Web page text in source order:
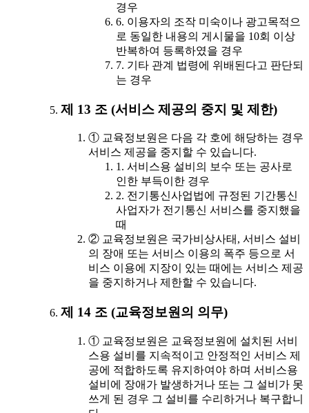
경우
6. 이용자의 조작 미숙이나 광고목적으
로 동일한 내용의 게시물을 10회 이상
반복하여 등록하였을 경우
7. 기타 관계 법령에 위배된다고 판단되
는 경우
제 13 조 (서비스 제공의 중지 및 제한)
① 교육정보원은 다음 각 호에 해당하는 경우
서비스 제공을 중지할 수 있습니다.
1. 서비스용 설비의 보수 또는 공사로
인한 부득이한 경우
2. 전기통신사업법에 규정된 기간통신
사업자가 전기통신 서비스를 중지했을
때
② 교육정보원은 국가비상사태, 서비스 설비
의 장애 또는 서비스 이용의 폭주 등으로 서
비스 이용에 지장이 있는 때에는 서비스 제공
을 중지하거나 제한할 수 있습니다.
제 14 조 (교육정보원의 의무)
① 교육정보원은 교육정보원에 설치된 서비
스용 설비를 지속적이고 안정적인 서비스 제
공에 적합하도록 유지하여야 하며 서비스용
설비에 장애가 발생하거나 또는 그 설비가 못
쓰게 된 경우 그 설비를 수리하거나 복구합니